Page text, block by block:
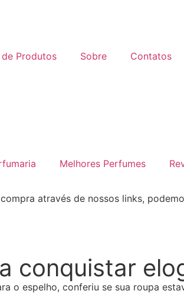
Produtos Sobre Contatos
Melhores Perfumes
através de nossos links,
conquistar
o espelho, conferiu se sua roupa